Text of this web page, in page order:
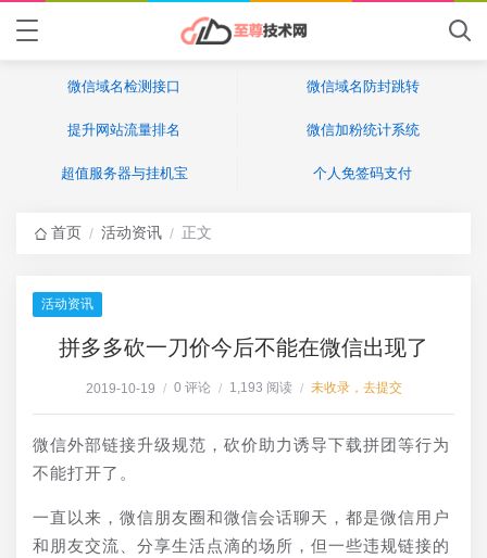
微信域名检测接口 微信域名防封跳转
提升网站流量排名 微信加粉统计系统
超值服务器与挂机宝 个人免签码支付
首页 / 活动资讯 / 正文
活动资讯
拼多多砍一刀价今后不能在微信出现了
2019-10-19 / 0 评论 / 1,193 阅读 / 未收录，去提交
微信外部链接升级规范，砍价助力诱导下载拼团等行为
不能打开了。
一直以来，微信朋友圈和微信会话聊天，都是微信用户
和朋友交流、分享生活点滴的场所，但一些违规链接的